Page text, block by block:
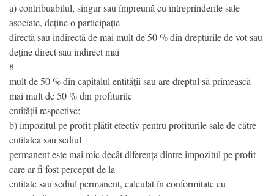
a) contribuabilul, singur sau împreună cu întreprinderile sale
asociate, deține o participație
directă sau indirectă de mai mult de 50 % din drepturile de vot sau
deține direct sau indirect mai
8
mult de 50 % din capitalul entității sau are dreptul să primească
mai mult de 50 % din profiturile
entității respective;
b) impozitul pe profit plătit efectiv pentru profiturile sale de către
entitatea sau sediul
permanent este mai mic decât diferența dintre impozitul pe profit
care ar fi fost perceput de la
entitate sau sediul permanent, calculat în conformitate cu